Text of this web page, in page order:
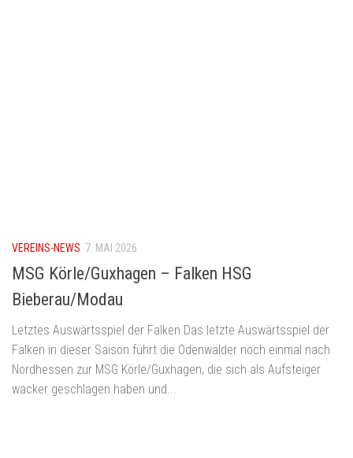
VEREINS-NEWS 7. MAI 2026
MSG Körle/Guxhagen – Falken HSG
Bieberau/Modau
Letztes Auswärtsspiel der Falken Das letzte Auswärtsspiel der
Falken in dieser Saison führt die Odenwälder noch einmal nach
Nordhessen zur MSG Körle/Guxhagen, die sich als Aufsteiger
wacker geschlagen haben und...